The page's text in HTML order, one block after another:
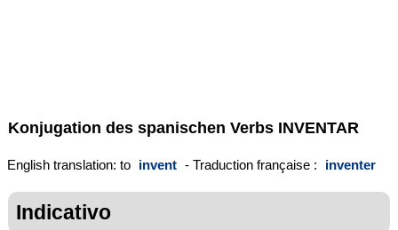
Konjugation des spanischen Verbs INVENTAR
English translation: to invent - Traduction française : inventer
Indicativo